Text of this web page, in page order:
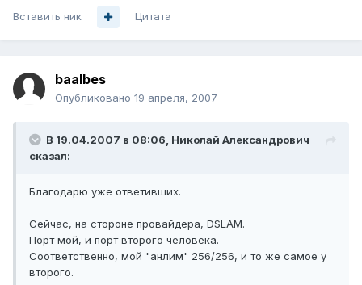
Вставить ник Цитата
baalbes
Опубликовано 19 апреля, 2007
В 19.04.2007 в 08:06, Николай Александрович
сказал:
Благодарю уже ответивших.
Сейчас, на стороне провайдера, DSLAM.
Порт мой, и порт второго человека.
Соответственно, мой "анлим" 256/256, и то же самое у
второго.